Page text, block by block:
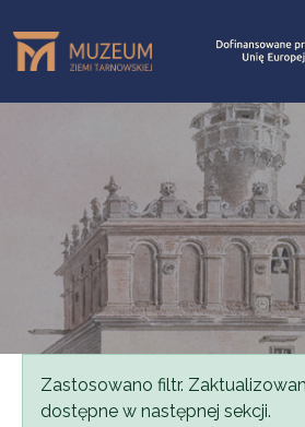
Komunikat
Zastosowano filtr.
dostępne w następnej sekcji.